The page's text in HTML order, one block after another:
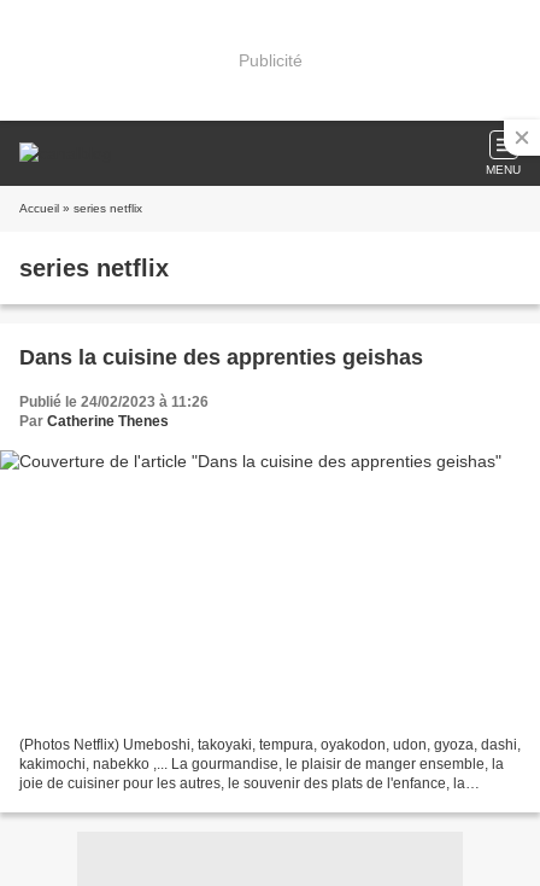
Publicité
MENU
Accueil » series netflix
series netflix
Dans la cuisine des apprenties geishas
Publié le 24/02/2023 à 11:26
Par Catherine Thenes
(Photos Netflix) Umeboshi, takoyaki, tempura, oyakodon, udon, gyoza, dashi,
kakimochi, nabekko ,... La gourmandise, le plaisir de manger ensemble, la
joie de cuisiner pour les autres, le souvenir des plats de l'enfance, la